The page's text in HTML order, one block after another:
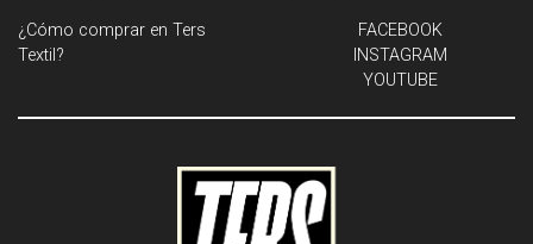
¿Cómo comprar en Ters
Textil?
FACEBOOK
INSTAGRAM
YOUTUBE